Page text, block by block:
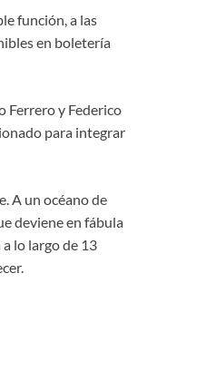
función, a las
en boletería
Ferrero y Federico
para integrar
A un océano de
deviene en fábula
lo largo de 13